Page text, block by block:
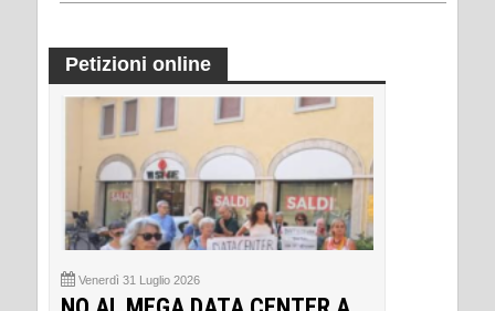
Petizioni online
Venerdì 31 Luglio 2026